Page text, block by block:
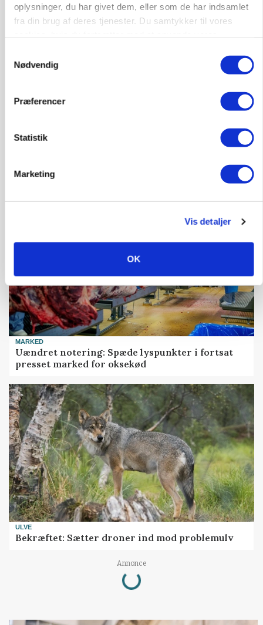
oplysninger, du har givet dem, eller som de har indsamlet
fra din brug af deres tjenester. Du samtykker til vores
Nødvendig
Præferencer
Statistik
Marketing
Vis detaljer
OK
avlsbestand
MARKED
Uændret notering: Spæde lyspunkter i fortsat
presset marked for oksekød
ULVE
Bekræftet: Sætter droner ind mod problemulv
Annonce
Loading...